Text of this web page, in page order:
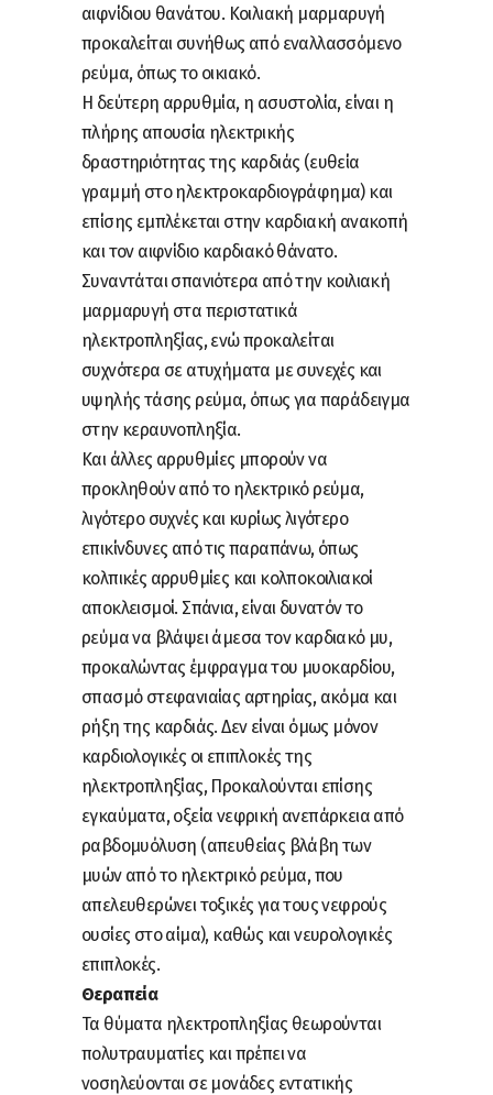
αιφνίδιου θανάτου. Κοιλιακή μαρμαρυγή
προκαλείται συνήθως από εναλλασσόμενο
ρεύμα, όπως το οικιακό.
Η δεύτερη αρρυθμία, η ασυστολία, είναι η
πλήρης απουσία ηλεκτρικής
δραστηριότητας της καρδιάς (ευθεία
γραμμή στο ηλεκτροκαρδιογράφημα) και
επίσης εμπλέκεται στην καρδιακή ανακοπή
και τον αιφνίδιο καρδιακό θάνατο.
Συναντάται σπανιότερα από την κοιλιακή
μαρμαρυγή στα περιστατικά
ηλεκτροπληξίας, ενώ προκαλείται
συχνότερα σε ατυχήματα με συνεχές και
υψηλής τάσης ρεύμα, όπως για παράδειγμα
στην κεραυνοπληξία.
Και άλλες αρρυθμίες μπορούν να
προκληθούν από το ηλεκτρικό ρεύμα,
λιγότερο συχνές και κυρίως λιγότερο
επικίνδυνες από τις παραπάνω, όπως
κολπικές αρρυθμίες και κολποκοιλιακοί
αποκλεισμοί. Σπάνια, είναι δυνατόν το
ρεύμα να βλάψει άμεσα τον καρδιακό μυ,
προκαλώντας έμφραγμα του μυοκαρδίου,
σπασμό στεφανιαίας αρτηρίας, ακόμα και
ρήξη της καρδιάς. Δεν είναι όμως μόνον
καρδιολογικές οι επιπλοκές της
ηλεκτροπληξίας, Προκαλούνται επίσης
εγκαύματα, οξεία νεφρική ανεπάρκεια από
ραβδομυόλυση (απευθείας βλάβη των
μυών από το ηλεκτρικό ρεύμα, που
απελευθερώνει τοξικές για τους νεφρούς
ουσίες στο αίμα), καθώς και νευρολογικές
επιπλοκές.
Θεραπεία
Τα θύματα ηλεκτροπληξίας θεωρούνται
πολυτραυματίες και πρέπει να
νοσηλεύονται σε μονάδες εντατικής